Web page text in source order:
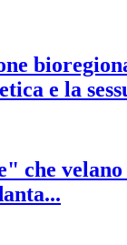
e la
che velano